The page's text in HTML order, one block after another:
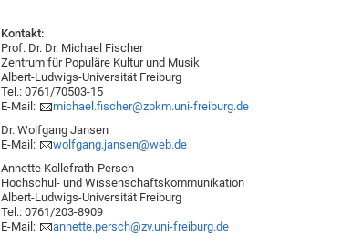
Kontakt:
Prof. Dr. Dr. Michael Fischer
Zentrum für Populäre Kultur und Musik
Albert-Ludwigs-Universität Freiburg
Tel.: 0761/70503-15
E-Mail:
michael.fischer@zpkm.uni-freiburg.de
Dr. Wolfgang Jansen
E-Mail:
wolfgang.jansen@web.de
Annette Kollefrath-Persch
Hochschul- und Wissenschaftskommunikation
Albert-Ludwigs-Universität Freiburg
Tel.: 0761/203-8909
E-Mail:
annette.persch@zv.uni-freiburg.de